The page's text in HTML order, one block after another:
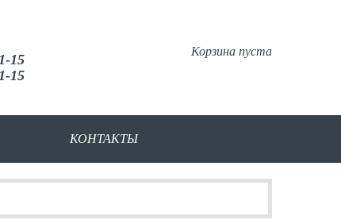
Корзина пуста
15
15
КОНТАКТЫ